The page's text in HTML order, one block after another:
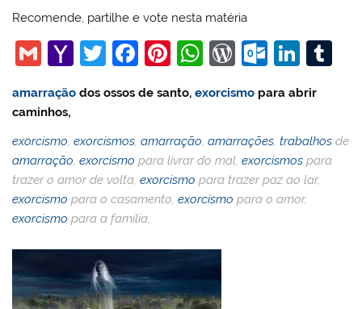
Recomende, partilhe e vote nesta matéria
G
ai
l
Y
h
o
M
ai
T
itt
er
F
c
b
o
o
k
Pi
er
st
W
at
A
p
p
W
d
Pr
e
ss
O
lo
o
k.
c
o
Li
k
e
dI
n
bl
amarração dos ossos de santo,exorcismo para abrir
caminhos,
exorcismo,exorcismos,amarração,amarrações,trabalhos de
amarração,exorcismo para livrar do mal,exorcismos para
trazer o amor de volta,exorcismo para trazer paz ao lar,
exorcismo para o casamento,exorcismo para o amor,
exorcismo para a família,